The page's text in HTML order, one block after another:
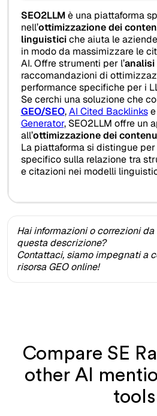
SEO2LLMè una piattaforma
nell’ottimizzazione dei
linguisticiche aiuta le
in modo da massimizzare le
AI. Offre strumenti per l’
raccomandazioni di
performance specifiche per i
Se cerchi una soluzione che
GEO/SEO,AI Cited Backlinkse
Generator, SEO2LLM offre un
all’ottimizzazione dei
La piattaforma si distingue
specifico sulla relazione tra
e citazioni nei modelli
Hai informazioni o correzioni
questa descrizione?
Contattaci, siamo impegnati a
risorsa GEO online!
Compare SE
other AI
tools